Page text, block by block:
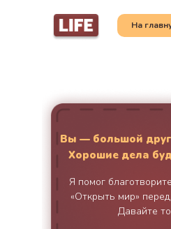
На
Я помог
«Открыть мир»
Давайте
Вы — большой
Хорошие дела